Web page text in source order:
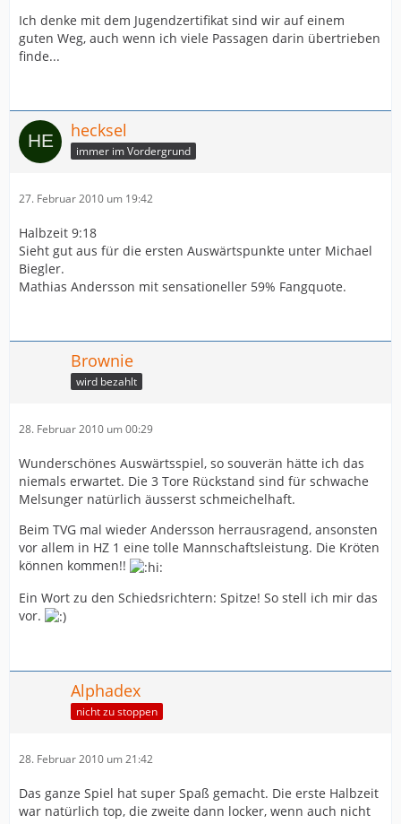
Ich denke mit dem Jugendzertifikat sind wir auf einem
guten Weg, auch wenn ich viele Passagen darin übertrieben
finde...
hecksel
immer im Vordergrund
27. Februar 2010 um 19:42
Halbzeit 9:18
Sieht gut aus für die ersten Auswärtspunkte unter Michael
Biegler.
Mathias Andersson mit sensationeller 59% Fangquote.
Brownie
wird bezahlt
28. Februar 2010 um 00:29
Wunderschönes Auswärtsspiel, so souverän hätte ich das
niemals erwartet. Die 3 Tore Rückstand sind für schwache
Melsunger natürlich äusserst schmeichelhaft.
Beim TVG mal wieder Andersson herrausragend, ansonsten
vor allem in HZ 1 eine tolle Mannschaftsleistung. Die Kröten
können kommen!!
Ein Wort zu den Schiedsrichtern: Spitze! So stell ich mir das
vor.
Alphadex
nicht zu stoppen
28. Februar 2010 um 21:42
Das ganze Spiel hat super Spaß gemacht. Die erste Halbzeit
war natürlich top, die zweite dann locker, wenn auch nicht